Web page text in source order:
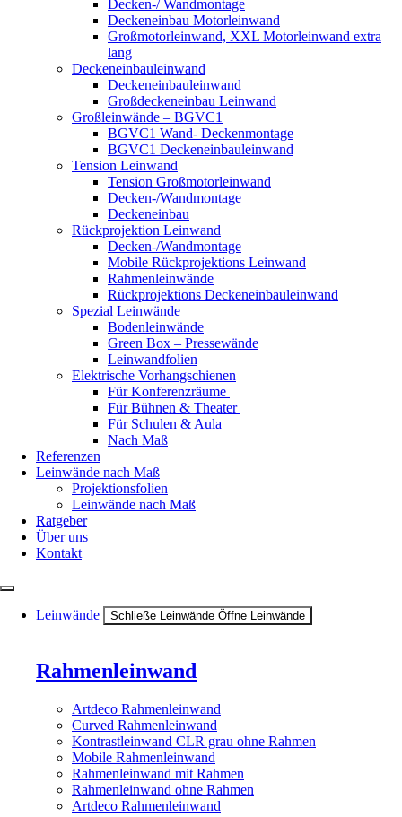
Decken-/ Wandmontage
Deckeneinbau Motorleinwand
Großmotorleinwand, XXL Motorleinwand extra
lang
Deckeneinbauleinwand
Deckeneinbauleinwand
Großdeckeneinbau Leinwand
Großleinwände – BGVC1
BGVC1 Wand- Deckenmontage
BGVC1 Deckeneinbauleinwand
Tension Leinwand
Tension Großmotorleinwand
Decken-/Wandmontage
Deckeneinbau
Rückprojektion Leinwand
Decken-/Wandmontage
Mobile Rückprojektions Leinwand
Rahmenleinwände
Rückprojektions Deckeneinbauleinwand
Spezial Leinwände
Bodenleinwände
Green Box – Pressewände
Leinwandfolien
Elektrische Vorhangschienen
Für Konferenzräume
Für Bühnen & Theater
Für Schulen & Aula
Nach Maß
Referenzen
Leinwände nach Maß
Projektionsfolien
Leinwände nach Maß
Ratgeber
Über uns
Kontakt
Leinwände Schließe Leinwände Öffne Leinwände
Rahmenleinwand
Artdeco Rahmenleinwand
Curved Rahmenleinwand
Kontrastleinwand CLR grau ohne Rahmen
Mobile Rahmenleinwand
Rahmenleinwand mit Rahmen
Rahmenleinwand ohne Rahmen
Artdeco Rahmenleinwand